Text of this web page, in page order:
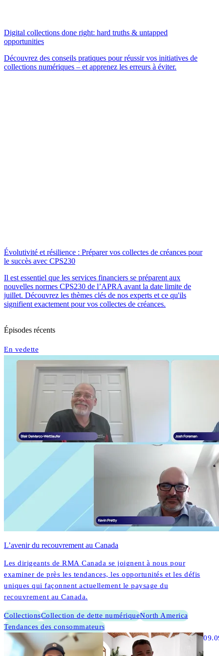
Digital collections done right: hard truths & untapped
opportunities
Découvrez des conseils pratiques pour réussir vos initiatives de
collections numériques – et apprenez les erreurs à éviter.
Évolutivité et résilience : Préparer vos collectes de créances pour
le succès avec CPS230
Il est essentiel que les services financiers se préparent aux
nouvelles normes CPS230 de l’APRA avant la date limite de
juillet. Découvrez les thèmes clés de nos experts et ce qu'ils
signifient exactement pour vos collectes de créances.
Épisodes récents
En vedette
L’avenir du recouvrement au Canada
Les dirigeants de RMA Canada se joignent à nous pour
examiner de près les tendances, les opportunités et les défis
uniques qui façonnent actuellement le paysage du
recouvrement au Canada.
CollectionsCollection de dette numériqueNorth America
Tendances des consommateurs